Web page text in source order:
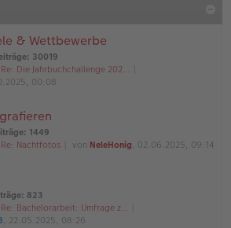
& Wettbewerbe
: 30019
Re: Die Jahrbuchchallenge 202…
00:08
: 1449
Re: Nachtfotos von NeleHonig, 02.06.2025, 09:14
: 823
Re: Bachelorarbeit: Umfrage z…
, 22.05.2025, 08:26